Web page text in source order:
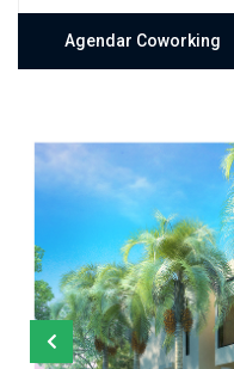
Agendar Coworking